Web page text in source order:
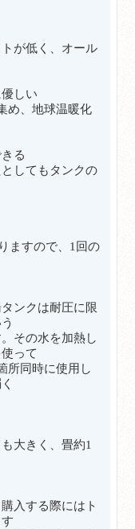
が低く、オール
しい
め、地球温暖化
る
してもタンクの
ますので、1回の
ンクは耐圧に限
その水を加熱し
って
所同時に使用し
大きく、畳約1
入する際にはト